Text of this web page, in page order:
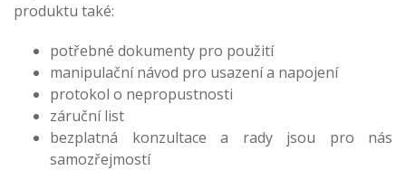
produktu také:
potřebné dokumenty pro použití
manipulační návod pro usazení a napojení
protokol o nepropustnosti
záruční list
bezplatná konzultace a rady jsou pro nás
samozřejmostí